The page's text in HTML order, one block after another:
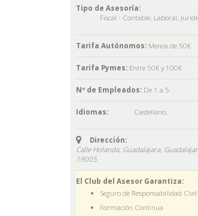
Tipo de Asesoría:
Fiscal - Contable, Laboral,
Tarifa Autónomos: Menos de 50€
Tarifa Pymes: Entre 50€ y 100€
Nº de Empleados: De 1 a 5
Idiomas: Castellano,
Dirección:
Calle Holanda, Guadalajara,
19005
El Club del Asesor Garantiza:
Seguro de Responsabilidad Civil
Formación Continua